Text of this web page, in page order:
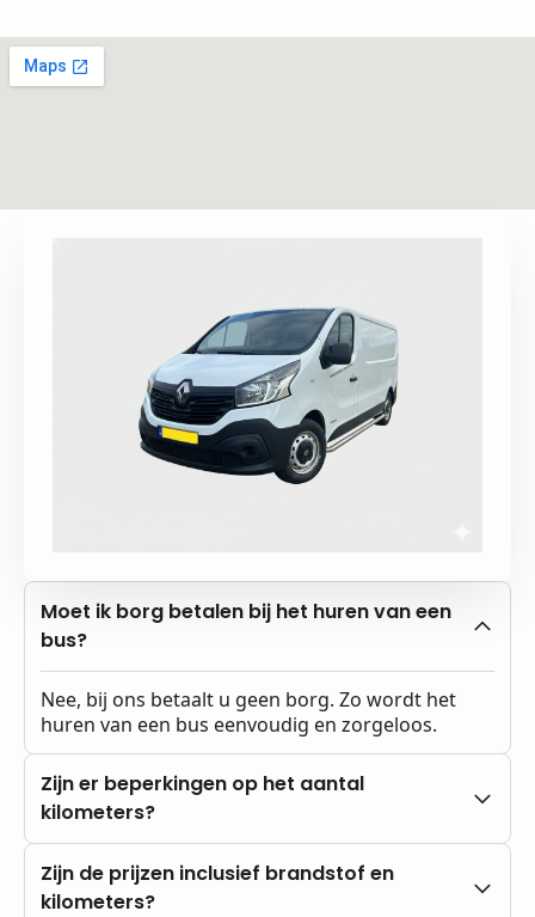
Moet ik borg betalen bij het huren van een
bus?
Nee, bij ons betaalt u geen borg. Zo wordt het
huren van een bus eenvoudig en zorgeloos.
Zijn er beperkingen op het aantal
kilometers?
Nee, u rijdt altijd met onbeperkte kilometers.
Zijn de prijzen inclusief brandstof en
kilometers?